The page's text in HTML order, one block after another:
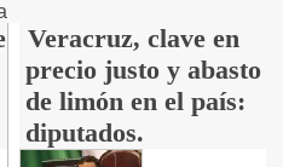
Veracruz, clave en
precio justo y abasto
de limón en el país:
diputados.